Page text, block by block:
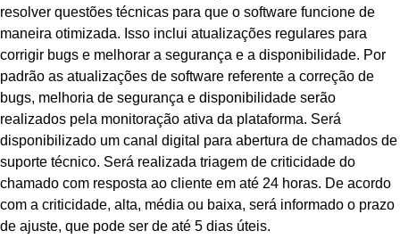
resolver questões técnicas para que o software funcione de
maneira otimizada. Isso inclui atualizações regulares para
corrigir bugs e melhorar a segurança e a disponibilidade. Por
padrão as atualizações de software referente a correção de
bugs, melhoria de segurança e disponibilidade serão
realizados pela monitoração ativa da plataforma. Será
disponibilizado um canal digital para abertura de chamados de
suporte técnico. Será realizada triagem de criticidade do
chamado com resposta ao cliente em até 24 horas. De acordo
com a criticidade, alta, média ou baixa, será informado o prazo
de ajuste, que pode ser de até 5 dias úteis.